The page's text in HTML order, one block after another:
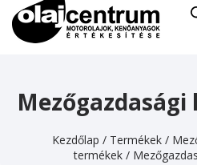
Kezdőlap / Termékek /
termékek/